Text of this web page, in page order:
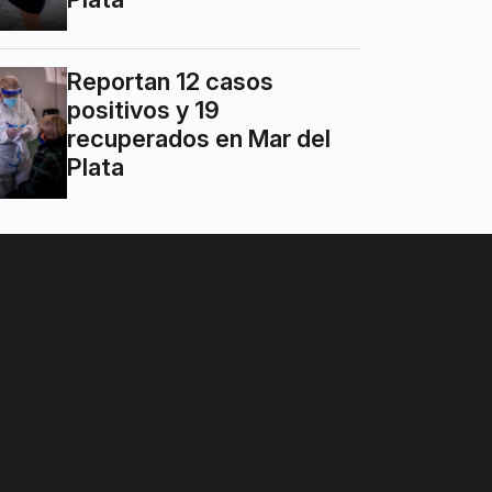
Reportan 12 casos
positivos y 19
recuperados en Mar del
Plata